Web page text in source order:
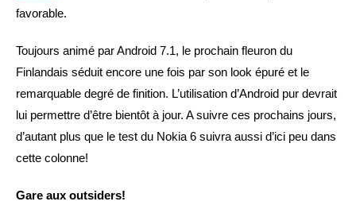
favorable.
Toujours animé par Android 7.1, le prochain fleuron du
Finlandais séduit encore une fois par son look épuré et le
remarquable degré de finition. L’utilisation d’Android pur devrait
lui permettre d’être bientôt à jour. A suivre ces prochains jours,
d’autant plus que le test du Nokia 6 suivra aussi d’ici peu dans
cette colonne!
Gare aux outsiders!